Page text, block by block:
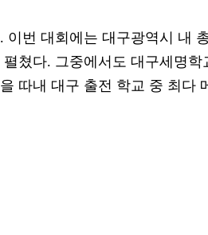
이번 대회에는 대구광역시 내
쳤다. 그중에서도 대구세명학
따내 대구 출전 학교 중 최다